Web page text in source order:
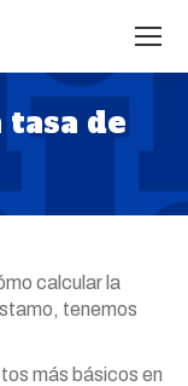
de
calcular la
tenemos
más básicos en